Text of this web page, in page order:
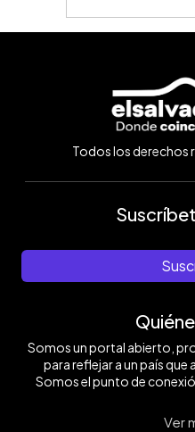
Todos los derechos
Somos un portal abierto,
para reflejar a un país que
Somos el punto de
Ver